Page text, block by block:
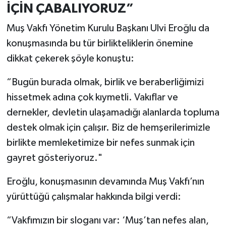
İÇİN ÇABALIYORUZ”
Muş Vakfı Yönetim Kurulu Başkanı Ulvi Eroğlu da
konuşmasında bu tür birlikteliklerin önemine
dikkat çekerek şöyle konuştu:
“Bugün burada olmak, birlik ve beraberliğimizi
hissetmek adına çok kıymetli. Vakıflar ve
dernekler, devletin ulaşamadığı alanlarda topluma
destek olmak için çalışır. Biz de hemşerilerimizle
birlikte memleketimize bir nefes sunmak için
gayret gösteriyoruz."
Eroğlu, konuşmasının devamında Muş Vakfı’nın
yürüttüğü çalışmalar hakkında bilgi verdi:
“Vakfımızın bir sloganı var: ‘Muş’tan nefes alan,